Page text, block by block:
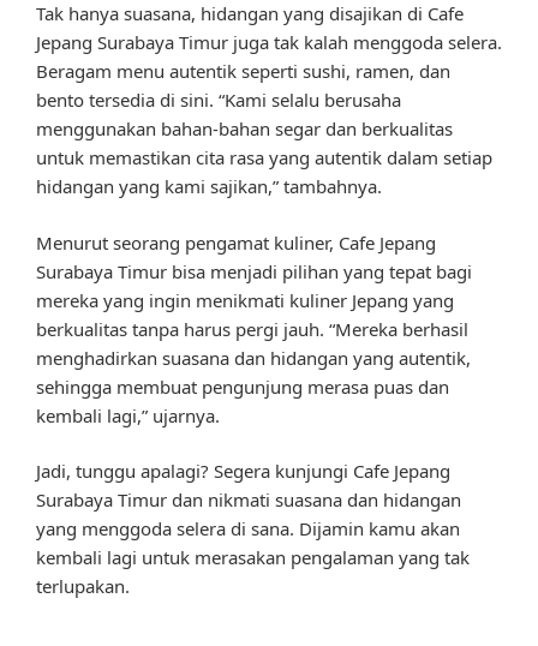
Tak hanya suasana, hidangan yang disajikan di Cafe
Jepang Surabaya Timur juga tak kalah menggoda selera.
Beragam menu autentik seperti sushi, ramen, dan
bento tersedia di sini. “Kami selalu berusaha
menggunakan bahan-bahan segar dan berkualitas
untuk memastikan cita rasa yang autentik dalam setiap
hidangan yang kami sajikan,” tambahnya.
Menurut seorang pengamat kuliner, Cafe Jepang
Surabaya Timur bisa menjadi pilihan yang tepat bagi
mereka yang ingin menikmati kuliner Jepang yang
berkualitas tanpa harus pergi jauh. “Mereka berhasil
menghadirkan suasana dan hidangan yang autentik,
sehingga membuat pengunjung merasa puas dan
kembali lagi,” ujarnya.
Jadi, tunggu apalagi? Segera kunjungi Cafe Jepang
Surabaya Timur dan nikmati suasana dan hidangan
yang menggoda selera di sana. Dijamin kamu akan
kembali lagi untuk merasakan pengalaman yang tak
terlupakan.